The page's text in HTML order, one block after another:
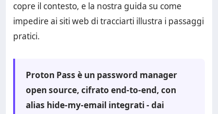
copre il contesto, e la nostra guida su come
impedire ai siti web di tracciarti illustra i passaggi
pratici.
Proton Pass è un password manager
open source, cifrato end-to-end, con
alias hide-my-email integrati - dai